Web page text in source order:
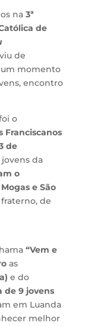
na 3ª
de
de
um momento
encontro
o
Franciscanos
de
da
o
e São
de
“Vem e
as
e do
de 9 jovens
em Luanda
melhor